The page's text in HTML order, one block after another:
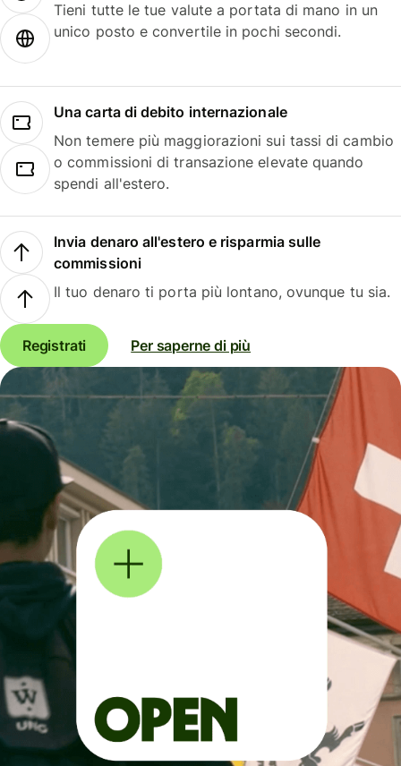
Tieni tutte le tue valute a portata di mano in un
unico posto e convertile in pochi secondi.
Una carta di debito internazionale
Non temere più maggiorazioni sui tassi di cambio
o commissioni di transazione elevate quando
spendi all'estero.
Invia denaro all'estero e risparmia sulle
commissioni
Il tuo denaro ti porta più lontano, ovunque tu sia.
Registrati Per saperne di più